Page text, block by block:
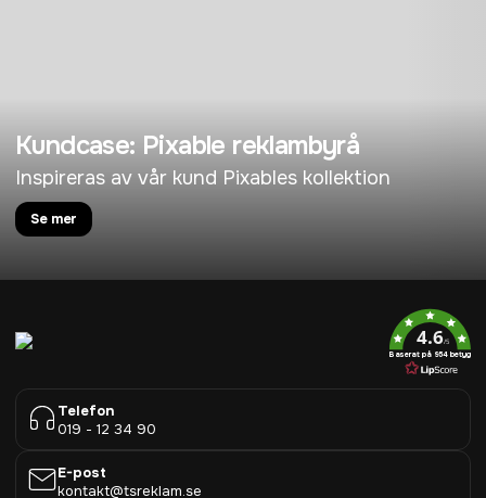
Kundcase: Pixable reklambyrå
Inspireras av vår kund Pixables kollektion
Se mer
4.6/5
Baserat på 954 betyg
Telefon
019 - 12 34 90
E-post
kontakt@tsreklam.se